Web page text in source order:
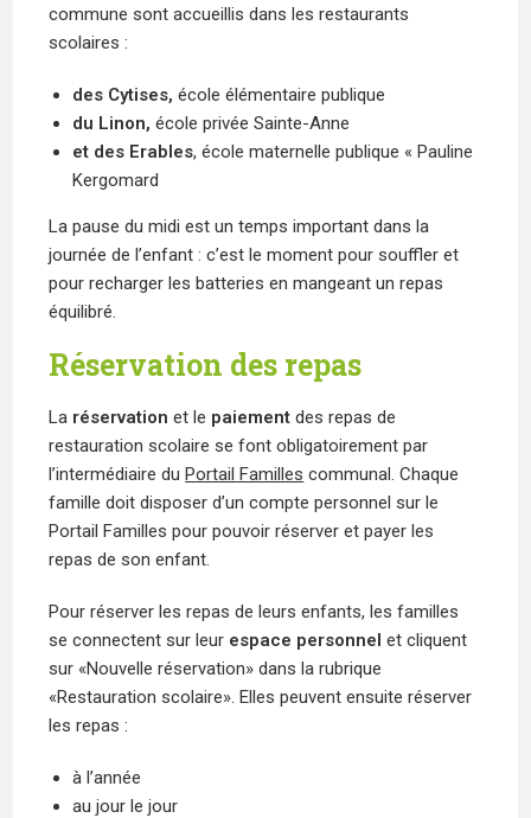
commune sont accueillis dans les restaurants
scolaires :
des Cytises,école élémentaire publique
du Linon, école privée Sainte-Anne
et des Erables, école maternelle publique « Pauline
Kergomard
La pause du midi est un temps important dans la
journée de l’enfant : c’est le moment pour souffler et
pour recharger les batteries en mangeant un repas
équilibré.
Réservation des repas
La réservationet le paiement des repas de
restauration scolaire se font obligatoirement par
l’intermédiaire duPortail Familles communal. Chaque
famille doit disposer d’un compte personnel sur le
Portail Familles pour pouvoir réserver et payer les
repas de son enfant.
Pour réserver les repas de leurs enfants, les familles
se connectent sur leur espace personnel et cliquent
sur «Nouvelle réservation» dans la rubrique
«Restauration scolaire». Elles peuvent ensuite réserver
les repas :
à l’année
au jour le jour